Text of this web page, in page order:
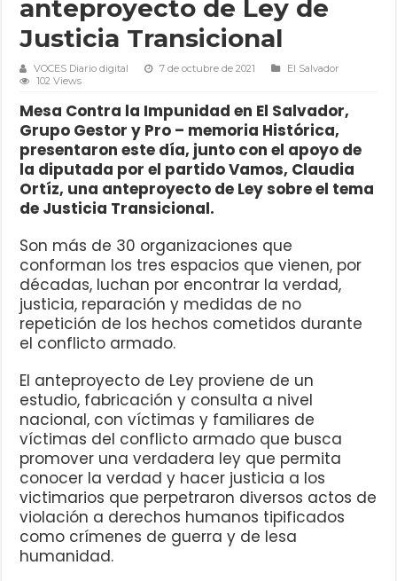
anteproyecto de Ley de
Justicia Transicional
VOCES Diario digital 7 de octubre de 2021
El Salvador
102 Views
Mesa Contra la Impunidad en El Salvador,
Grupo Gestor y Pro – memoria Histórica,
presentaron este día, junto con el apoyo de
la diputada por el partido Vamos, Claudia
Ortíz, una anteproyecto de Ley sobre el tema
de Justicia Transicional.
Son más de 30 organizaciones que
conforman los tres espacios que vienen, por
décadas, luchan por encontrar la verdad,
justicia, reparación y medidas de no
repetición de los hechos cometidos durante
el conflicto armado.
El anteproyecto de Ley proviene de un
estudio, fabricación y consulta a nivel
nacional, con víctimas y familiares de
víctimas del conflicto armado que busca
promover una verdadera ley que permita
conocer la verdad y hacer justicia a los
victimarios que perpetraron diversos actos de
violación a derechos humanos tipificados
como crímenes de guerra y de lesa
humanidad.